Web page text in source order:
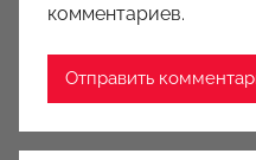
комментариев.